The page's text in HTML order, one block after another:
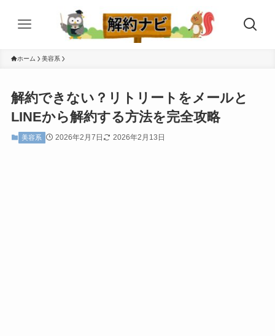
ホーム 美容系
解約できない？リトリートをメールと
LINEから解約する方法を完全攻略
美容系 2026年2月7日 2026年2月13日